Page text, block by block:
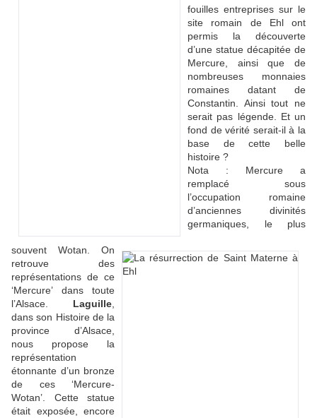
fouilles entreprises sur le
site romain de Ehl ont
permis la découverte
d’une statue décapitée de
Mercure, ainsi que de
nombreuses monnaies
romaines datant de
Constantin. Ainsi tout ne
serait pas légende. Et un
fond de vérité serait-il à la
base de cette belle
histoire ?
Nota : Mercure a
remplacé sous
l’occupation romaine
d’anciennes divinités
germaniques, le plus
souvent Wotan. On
retrouve des
représentations de ce
‘Mercure’ dans toute
l’Alsace. Laguille
dans son Histoire de la
province d’Alsace,
nous propose la
représentation
étonnante d’un bronze
de ces ‘Mercure-
Wotan’. Cette statue
était exposée, encore